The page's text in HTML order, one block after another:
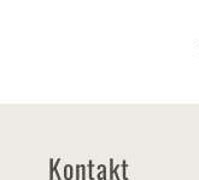
Kontakt